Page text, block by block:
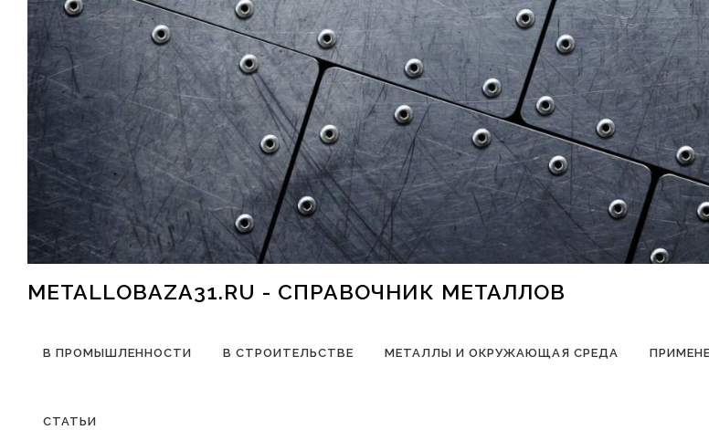
Перейти к содержимому
METALLOBAZA31.RU - СПРАВОЧНИК МЕТАЛЛОВ
В ПРОМЫШЛЕННОСТИ В СТРОИТЕЛЬСТВЕ МЕТАЛЛЫ И ОКРУЖАЮЩАЯ СРЕДА
СТАТЬИ